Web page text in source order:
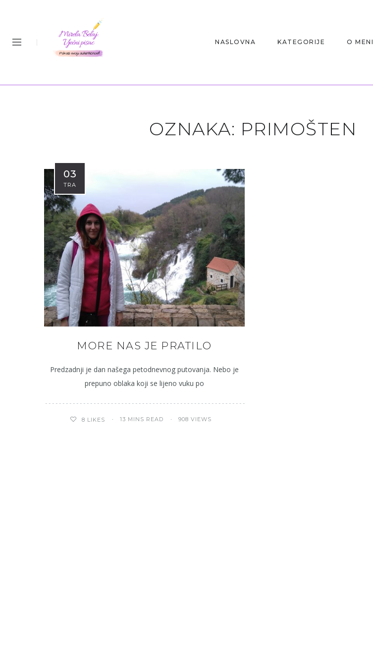
NASLOVNA KATEGORIJE O MENI
OZNAKA: PRIMOŠTEN
03
TRA
MORE NAS JE PRATILO
Predzadnji je dan našega petodnevnog putovanja. Nebo je
prepuno oblaka koji se lijeno vuku po
8 LIKES 13 MINS READ 908 VIEWS